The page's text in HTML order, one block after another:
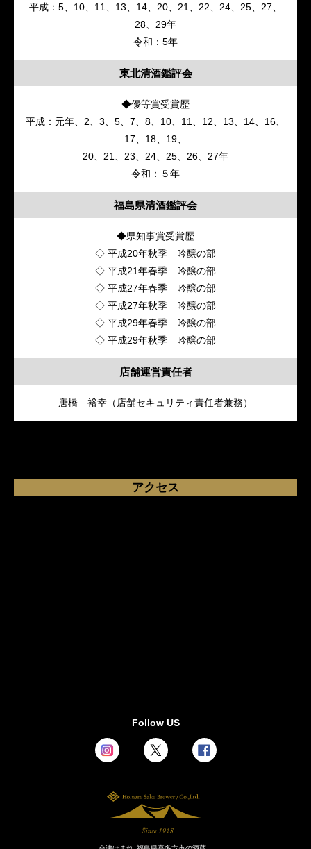
平成：5、10、11、13、14、20、21、22、24、25、27、
28、29年
令和：5年
東北清酒鑑評会
◆優等賞受賞歴
平成：元年、2、3、5、7、8、10、11、12、13、14、16、
17、18、19、
20、21、23、24、25、26、27年
令和：５年
福島県清酒鑑評会
◆県知事賞受賞歴
◇ 平成20年秋季 吟醸の部
◇ 平成21年春季 吟醸の部
◇ 平成27年春季 吟醸の部
◇ 平成27年秋季 吟醸の部
◇ 平成29年春季 吟醸の部
◇ 平成29年秋季 吟醸の部
店舗運営責任者
唐橋 裕幸（店舗セキュリティ責任者兼務）
アクセス
Follow US